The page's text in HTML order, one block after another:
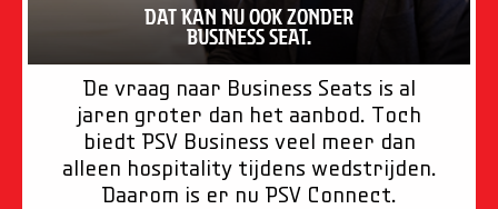
DAT KAN NU OOK ZONDER
BUSINESS SEAT.
De vraag naar Business Seats is al
jaren groter dan het aanbod. Toch
biedt PSV Business veel meer dan
alleen hospitality tijdens wedstrijden.
Daarom is er nu PSV Connect.